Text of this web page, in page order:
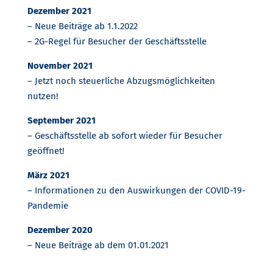
Dezember 2021
– Neue Beiträge ab 1.1.2022
– 2G-Regel für Besucher der Geschäftsstelle
November 2021
– Jetzt noch steuerliche Abzugsmöglichkeiten
nutzen!
September 2021
– Geschäftsstelle ab sofort wieder für Besucher
geöffnet!
März 2021
– Informationen zu den Auswirkungen der COVID-19-
Pandemie
Dezember 2020
– Neue Beiträge ab dem 01.01.2021